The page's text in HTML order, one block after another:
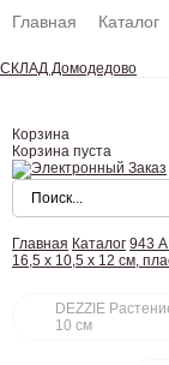
Главная Каталог
СКЛАД Домодедово
Корзина
Корзина пуста
Главная Каталог 943
16,5 х 10,5 х 12 см,
DEZZIE
10 см